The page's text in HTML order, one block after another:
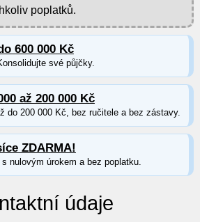
poplatků.
600 000 Kč
své půjčky.
až 200 000 Kč
do 200 000 Kč, bez ručitele a bez zástavy.
ZDARMA!
nulovým úrokem a bez poplatku.
údaje